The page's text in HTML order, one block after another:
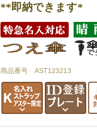
**即納できます*
商品番号 AST123213